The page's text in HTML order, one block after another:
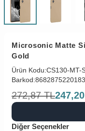
Microsonic Matte
Gold
Ürün Kodu:CS130-MT-
Barkod:8682875220183
272,87 TL247,20
Diğer Seçenekler